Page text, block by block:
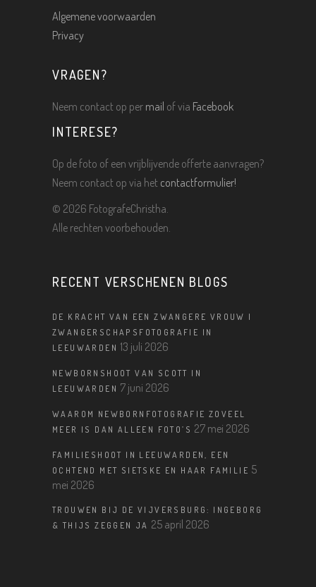
Algemene voorwaarden
Privacy
VRAGEN?
Neem contact op per mail of via Facebook
INTERESE?
Op de foto of een vrijblijvende offerte aanvragen?
Neem contact op via het contactformulier!
© 2026 FotografeChristha.
Alle rechten voorbehouden.
RECENT VERSCHENEN BLOGS
DE KRACHT VAN EEN ZWANGERE VROUW |
ZWANGERSCHAPSFOTOGRAFIE IN
LEEUWARDEN 13 juli 2026
NEWBORNSHOOT VAN SCOTT IN
LEEUWARDEN 7 juni 2026
WAAROM NEWBORNFOTOGRAFIE ZOVEEL
MEER IS DAN ALLEEN FOTO’S 27 mei 2026
FAMILIESHOOT IN LEEUWARDEN, EEN
OCHTEND MET SIETSKE EN HAAR FAMILIE 5
mei 2026
TROUWEN BIJ DE VIJVERSBURG: INGEBORG
& THIJS ZEGGEN JA 25 april 2026